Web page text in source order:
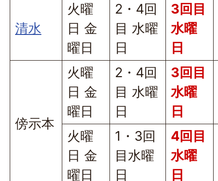
清水
火曜
日 金
曜日
2・4回
目 水曜
日
3回目
水曜
日
傍示本
火曜
日 金
曜日
2・4回
目 水曜
日
3回目
水曜
日
火曜
日 金
曜日
1・3回
目水曜
日
4回目
水曜
日